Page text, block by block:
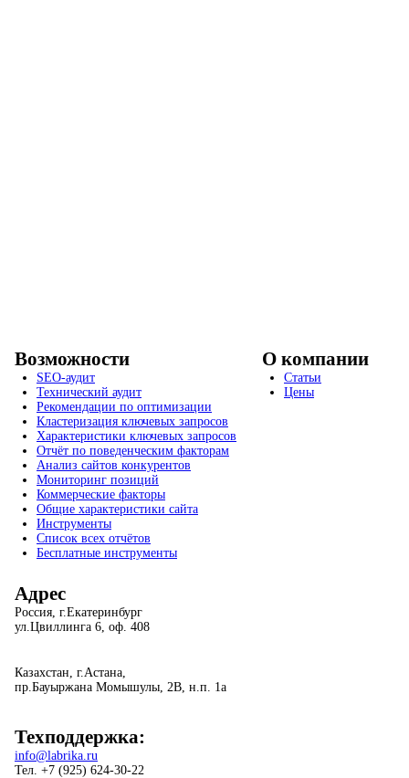
Возможности
SEO-аудит
Технический аудит
Рекомендации по оптимизации
Кластеризация ключевых запросов
Характеристики ключевых запросов
Отчёт по поведенческим факторам
Анализ сайтов конкурентов
Мониторинг позиций
Коммерческие факторы
Общие характеристики сайта
Инструменты
Список всех отчётов
Бесплатные инструменты
О компании
Статьи
Цены
Адрес
Россия, г.Екатеринбург
ул.Цвиллинга 6, оф. 408
Казахстан, г.Астана,
пр.Бауыржана Момышулы, 2В, н.п. 1а
Техподдержка:
info@labrika.ru
Тел. +7 (925) 624-30-22